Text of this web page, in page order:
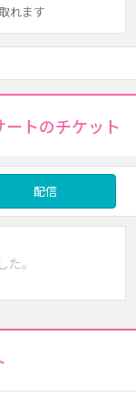
れます
トのチケット
配信
。